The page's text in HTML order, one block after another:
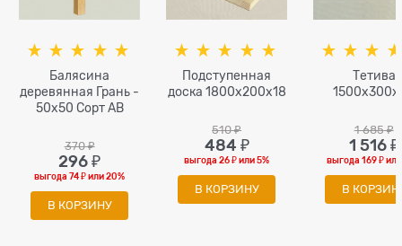
Балясина
деревянная Грань -
50x50 Сорт AB
370 ₽
296 ₽
выгода74 ₽или20%
В КОРЗИНУ
Подступенная
доска 1800x200x18
510 ₽
484 ₽
выгода26 ₽или5%
В КОРЗИНУ
Тетива
1 685 ₽
1 516 ₽
выгода 169 ₽
В